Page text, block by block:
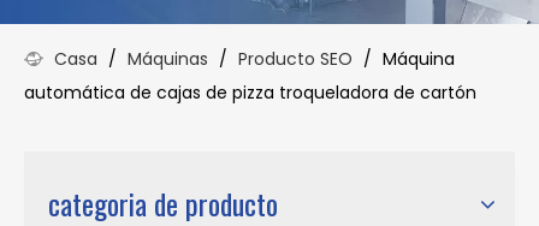
Casa / Máquinas / Producto SEO / Máquina
automática de cajas de pizza troqueladora de cartón
categoria de producto